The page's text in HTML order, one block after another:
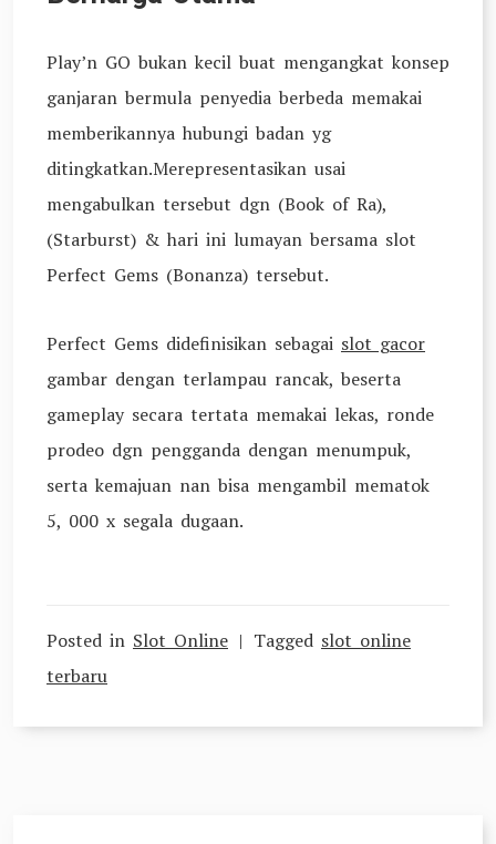
Play’n GO bukan kecil buat mengangkat konsep
ganjaran bermula penyedia berbeda memakai
memberikannya hubungi badan yg
ditingkatkan.Merepresentasikan usai
mengabulkan tersebut dgn (Book of Ra),
(Starburst) & hari ini lumayan bersama slot
Perfect Gems (Bonanza) tersebut.
Perfect Gems didefinisikan sebagai slot gacor
gambar dengan terlampau rancak, beserta
gameplay secara tertata memakai lekas, ronde
prodeo dgn pengganda dengan menumpuk,
serta kemajuan nan bisa mengambil mematok
5, 000 x segala dugaan.
Posted in Slot Online Tagged slot online
terbaru